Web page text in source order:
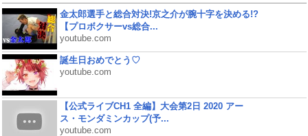
金太郎選手と総合対決!京之介が腕十字を決める!?
【プロボクサーvs総合...
youtube.com
誕生日おめでとう♡
youtube.com
【公式ライブCH1 全編】大会第2日 2020 アー
ス・モンダミンカップ(予...
youtube.com